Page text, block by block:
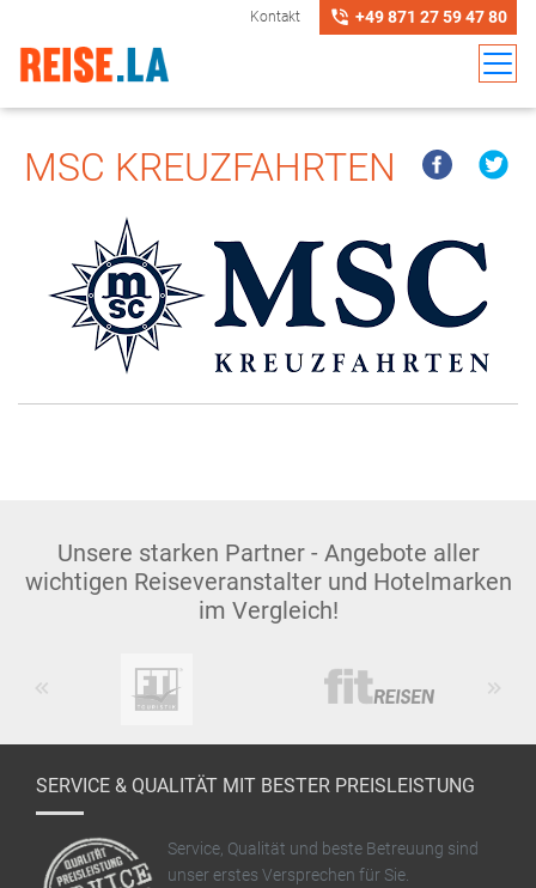
Kontakt +49 871 27 59 47 80
MSC KREUZFAHRTEN
Unsere starken Partner - Angebote aller
wichtigen Reiseveranstalter und Hotelmarken
im Vergleich!
SERVICE & QUALITÄT MIT BESTER PREISLEISTUNG
Service, Qualität und beste Betreuung sind
unser erstes Versprechen für Sie.